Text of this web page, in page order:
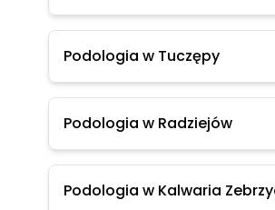
Podologia w Tuczępy
Podologia w Radziejów
Podologia w Kalwaria